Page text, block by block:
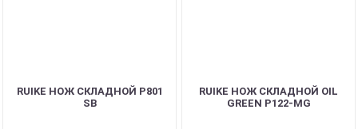
RUIKE НОЖ СКЛАДНОЙ P801
SB
RUIKE НОЖ СКЛАДНОЙ OIL
GREEN P122-MG